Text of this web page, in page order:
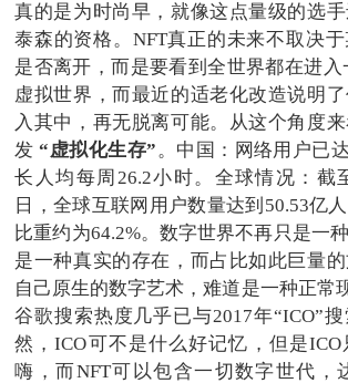
真的是为时尚早，就像这点量级的选
泰森的资格。NFT真正的未来不取决
是否离开，而是要看到全世界都在进
虚拟世界，而最近的适老化改造说明
入其中，再无脱离可能。从这个角度
发“虚拟化生存”。中国：网络用户已
长人均每周26.2小时。全球情况：截
日，全球互联网用户数量达到50.53亿
比重约为64.2%。数字世界不再只是一
是一种真实的存在，而占比如此巨量
自己原生的数字艺术，难道是一种正常
谷歌搜索热度几乎已与2017年“ICO”
然，ICO可不是什么好记忆，但是
嗨，而NFT可以包含一切数字世代，